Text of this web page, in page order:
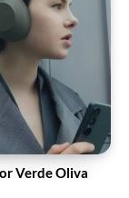
Verde Oliva